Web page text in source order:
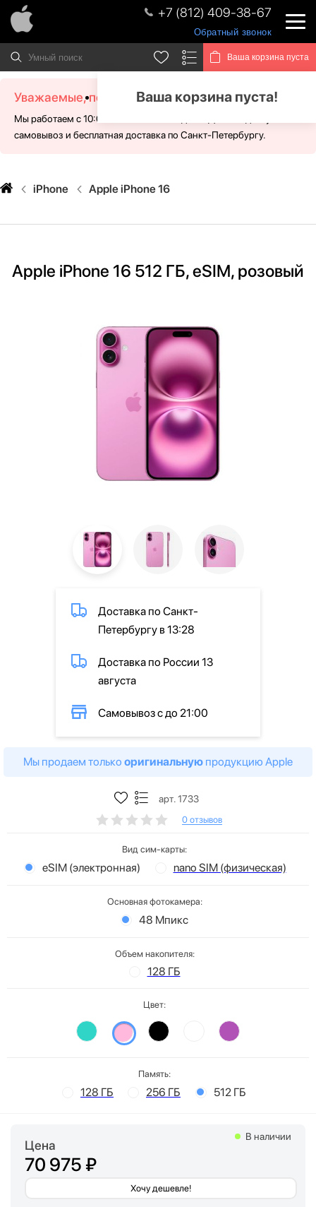
+7 (812) 409-38-67
Обратный звонок
Ваша корзина пуста
Ваша корзина пуста!
Уважаемые, посетители!
Мы работаем с 10:00 - 21:00 без выходных. Для Вас доступен
самовывоз и бесплатная доставка по Санкт-Петербургу.
iPhone Apple iPhone 16
Apple iPhone 16 512 ГБ, eSIM, розовый
Доставка по Санкт-
Петербургу в 13:28
Доставка по России 13
августа
Самовывоз с до 21:00
Мы продаем только оригинальную продукцию Apple
арт. 1733
0 отзывов
Вид сим-карты:
eSIM (электронная) nano SIM (физическая)
Основная фотокамера:
48 Мпикс
Объем накопителя:
128 ГБ
Цвет:
Память:
128 ГБ 256 ГБ 512 ГБ
Цена
70 975 ₽
Хочу дешевле!
В наличии